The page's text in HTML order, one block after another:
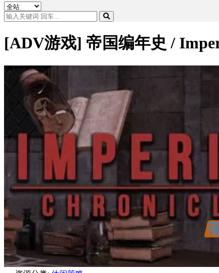
[ADV游戏] 帝国编年史 /